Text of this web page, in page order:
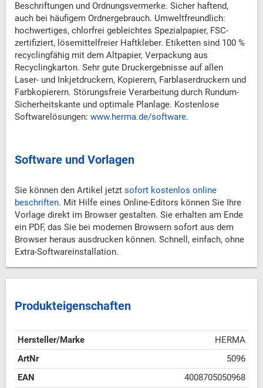
Beschriftungen und Ordnungsvermerke. Sicher haftend,
auch bei häufigem Ordnergebrauch. Umweltfreundlich:
hochwertiges, chlorfrei gebleichtes Spezialpapier, FSC-
zertifiziert, lösemittelfreier Haftkleber. Etiketten sind 100 %
recyclingfähig mit dem Altpapier, Verpackung aus
Recyclingkarton. Sehr gute Druckergebnisse auf allen
Laser- und Inkjetdruckern, Kopierern, Farblaserdruckern und
Farbkopierern. Störungsfreie Verarbeitung durch Rundum-
Sicherheitskante und optimale Planlage. Kostenlose
Softwarelösungen: www.herma.de/software.
Software und Vorlagen
Sie können den Artikel jetzt sofort kostenlos online
beschriften. Mit Hilfe eines Online-Editors können Sie Ihre
Vorlage direkt im Browser gestalten. Sie erhalten am Ende
ein PDF, das Sie bei modernen Browsern sofort aus dem
Browser heraus ausdrucken können. Schnell, einfach, ohne
Extra-Softwareinstallation.
Produkteigenschaften
Hersteller/Marke
HERMA
ArtNr
5096
EAN
4008705050968